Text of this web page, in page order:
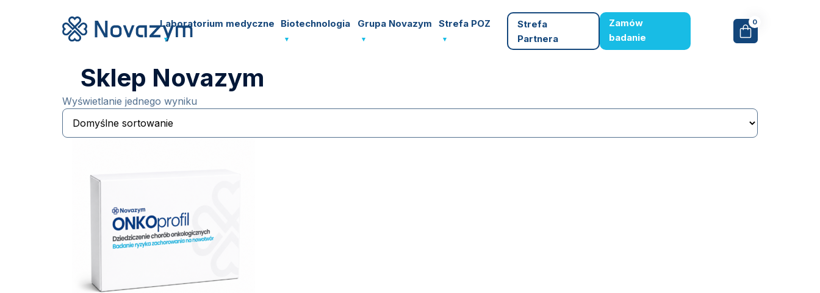
Laboratorium medyczne Biotechnologia Grupa Novazym Strefa POZ
Strefa
Partnera
Zamów
badanie
0
Sklep Novazym
Wyświetlanie jednego wyniku